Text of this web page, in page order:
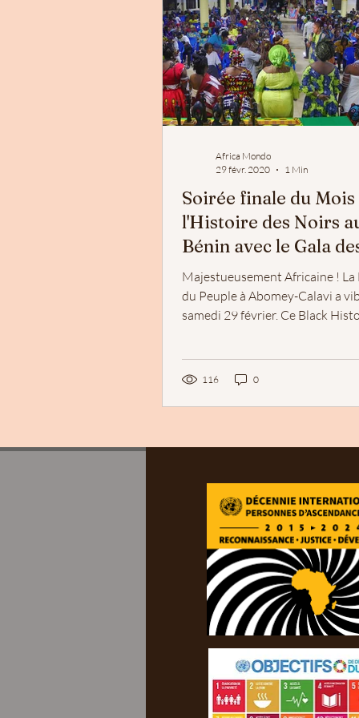
Africa Mondo
29 févr. 2020
1 Min
Soirée finale du Mois
l'Histoire des Noirs
Bénin avec le Gala
Femmes Noires
Majestueusement Africaine ! La
du Peuple à Abomey-Calavi a
samedi 29 février. Ce Black
116 0